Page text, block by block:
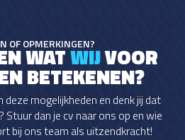
OF OPMERKINGEN?
WATWIJVOOR
BETEKENEN?
mogelijkheden en denk jij dat
dan je cv naar ons op en wie
bij ons team als uitzendkracht!